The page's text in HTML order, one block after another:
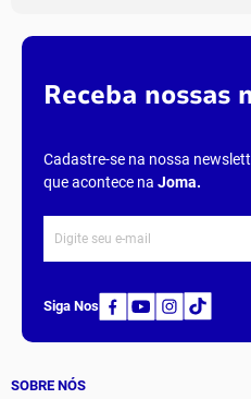
Mais recentes Todos
Carregando avaliações…
Parcelamento
Receba nossas